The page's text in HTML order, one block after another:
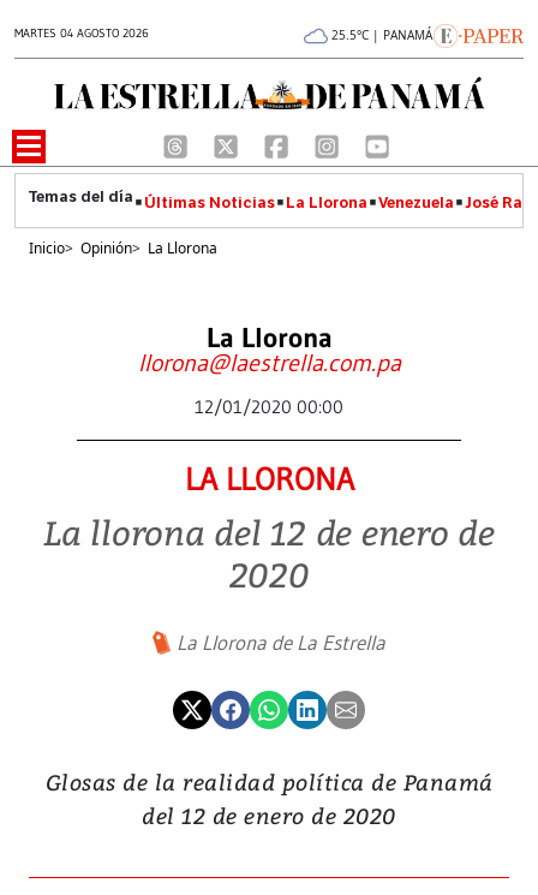
MARTES 04 AGOSTO 2026 25.5°C | PANAMÁ
Últimas Noticias La Llorona Venezuela José
Inicio> Opinión> La Llorona
La Llorona
llorona@laestrella.com.pa
12/01/2020 00:00
LA LLORONA
La llorona del 12 de enero de
2020
La Llorona de La Estrella
Glosas de la realidad política de Panamá
del 12 de enero de 2020